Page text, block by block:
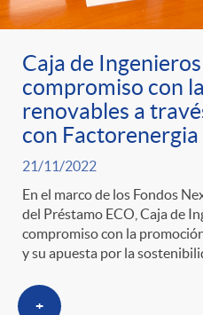
Caja de
compromiso con
renovables a
con Factorenergia
21/11/2022
En el marco de los Fondos
del Préstamo ECO, Caja de
compromiso con la
y su apuesta por la
+